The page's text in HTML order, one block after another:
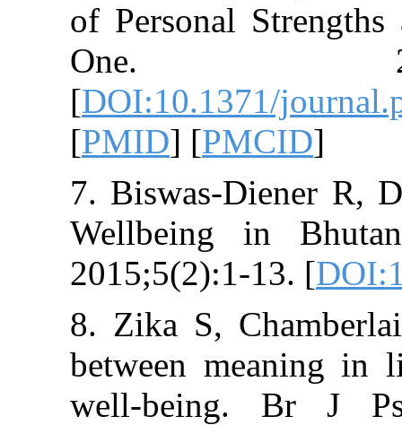
of Personal
One.
[DOI:10.1371/
[ PMID] [
7. Biswas-
Wellbeing in
2015;5(2):1-
8. Zika S,
between
well-being.